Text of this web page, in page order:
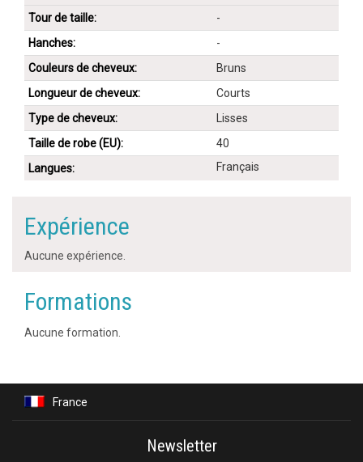
Tour de taille:
-
Hanches:
-
Couleurs de cheveux:
Bruns
Longueur de cheveux:
Courts
Type de cheveux:
Lisses
Taille de robe (EU):
40
Langues:
Français
Expérience
Aucune expérience.
Formations
Aucune formation.
France
Newsletter